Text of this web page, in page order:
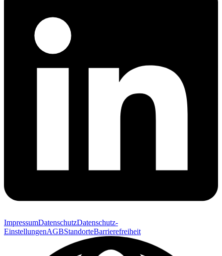
ImpressumDatenschutzDatenschutz-
EinstellungenAGBStandorteBarrierefreiheit